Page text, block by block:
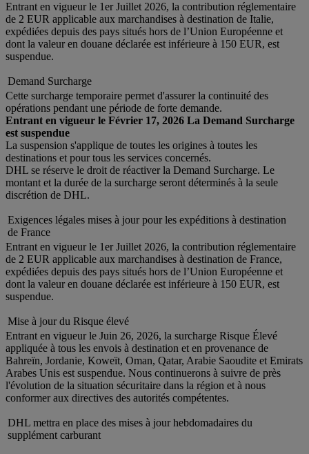
Entrant en vigueur le 1er Juillet 2026, la contribution réglementaire
de 2 EUR applicable aux marchandises à destination de Italie,
expédiées depuis des pays situés hors de l’Union Européenne et
dont la valeur en douane déclarée est inférieure à 150 EUR, est
suspendue.
Demand Surcharge
Cette surcharge temporaire permet d'assurer la continuité des
opérations pendant une période de forte demande.
Entrant en vigueur le Février 17, 2026 La Demand Surcharge
est suspendue
La suspension s'applique de toutes les origines à toutes les
destinations et pour tous les services concernés.
DHL se réserve le droit de réactiver la Demand Surcharge. Le
montant et la durée de la surcharge seront déterminés à la seule
discrétion de DHL.
Exigences légales mises à jour pour les expéditions à destination
de France
Entrant en vigueur le 1er Juillet 2026, la contribution réglementaire
de 2 EUR applicable aux marchandises à destination de France,
expédiées depuis des pays situés hors de l’Union Européenne et
dont la valeur en douane déclarée est inférieure à 150 EUR, est
suspendue.
Mise à jour du Risque élevé
Entrant en vigueur le Juin 26, 2026, la surcharge Risque Élevé
appliquée à tous les envois à destination et en provenance de
Bahreïn, Jordanie, Koweït, Oman, Qatar, Arabie Saoudite et Emirats
Arabes Unis est suspendue. Nous continuerons à suivre de près
l'évolution de la situation sécuritaire dans la région et à nous
conformer aux directives des autorités compétentes.
DHL mettra en place des mises à jour hebdomadaires du
supplément carburant